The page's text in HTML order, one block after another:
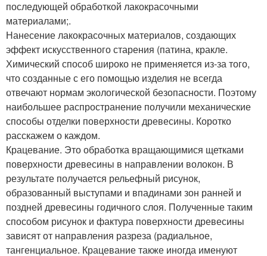
последующей обработкой лакокрасочными
материалами;.
Нанесение лакокрасочных материалов, создающих
эффект искусственного старения (патина, кракле.
Химический способ широко не применяется из-за того,
что созданные с его помощью изделия не всегда
отвечают нормам экологической безопасности. Поэтому
наибольшее распространение получили механические
способы отделки поверхности древесины. Коротко
расскажем о каждом.
Крацевание. Это обработка вращающимися щетками
поверхности древесины в направлении волокон. В
результате получается рельефный рисунок,
образованный выступами и впадинами зон ранней и
поздней древесины годичного слоя. Полученные таким
способом рисунок и фактура поверхности древесины
зависят от направления разреза (радиальное,
тангенциальное. Крацевание также иногда именуют